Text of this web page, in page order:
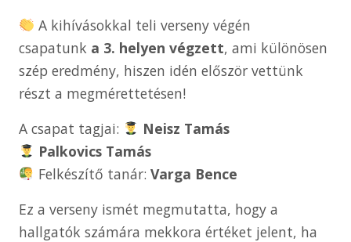
A kihívásokkal teli verseny végén
csapatunk a 3. helyen végzett, ami különösen
szép eredmény, hiszen idén először vettünk
részt a megmérettetésen!
A csapat tagjai:
Neisz Tamás
Palkovics Tamás
Felkészítő tanár:Varga Bence
Ez a verseny ismét megmutatta, hogy a
hallgatók számára mekkora értéket jelent, ha